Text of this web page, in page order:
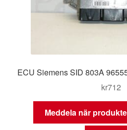
ECU Siemens SID 803A
kr712
Meddela när